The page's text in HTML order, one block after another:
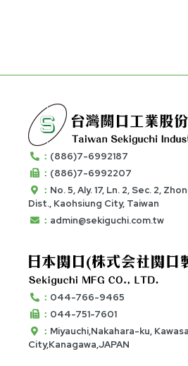
： (886)7-6992187
： (886)7-6992207
： No. 5, Aly. 17, Ln. 2, Sec. 2,
Dist., Kaohsiung City, Taiwan
： admin@sekiguchi.com.tw
： 044-766-9465
： 044-751-7601
： Miyauchi,Nakahara-ku,
City,Kanagawa,JAPAN